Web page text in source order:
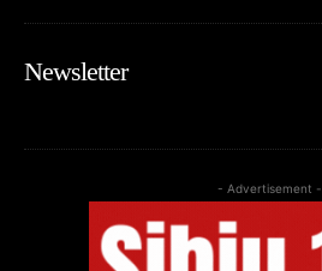
Newsletter
- Advertisement -